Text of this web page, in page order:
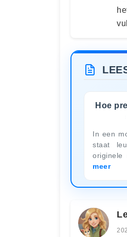
Hoe
In een
staat
meer